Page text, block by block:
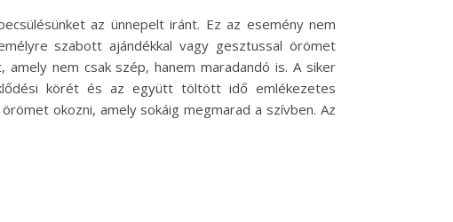
az ünnepelt iránt. Ez az esemény nem
szabott ajándékkal vagy gesztussal örömet
nem csak szép, hanem maradandó is. A siker
körét és az együtt töltött idő emlékezetes
okozni, amely sokáig megmarad a szívben. Az